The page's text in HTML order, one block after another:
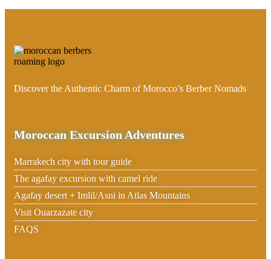
Discover the Authentic Charm of Morocco’s Berber Nomads
Moroccan Excursion Adventures
Marrakech city with tour guide
The agafay excursion with camel ride
Agafay desert + Imlil/Asni in Atlas Mountains
Visit Ouarzazate city
FAQS